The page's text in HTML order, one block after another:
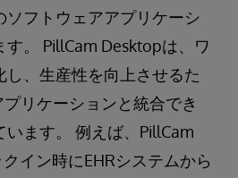
ソフトウェアアプリケーシ
す。 PillCam Desktopは、ワ
し、生産性を向上させるた
リケーションと統合でき
います。 例えば、PillCam
イン時にEHRシステムから